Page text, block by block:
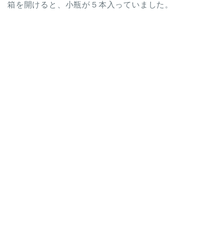
箱を開けると、小瓶が５本入っていました。